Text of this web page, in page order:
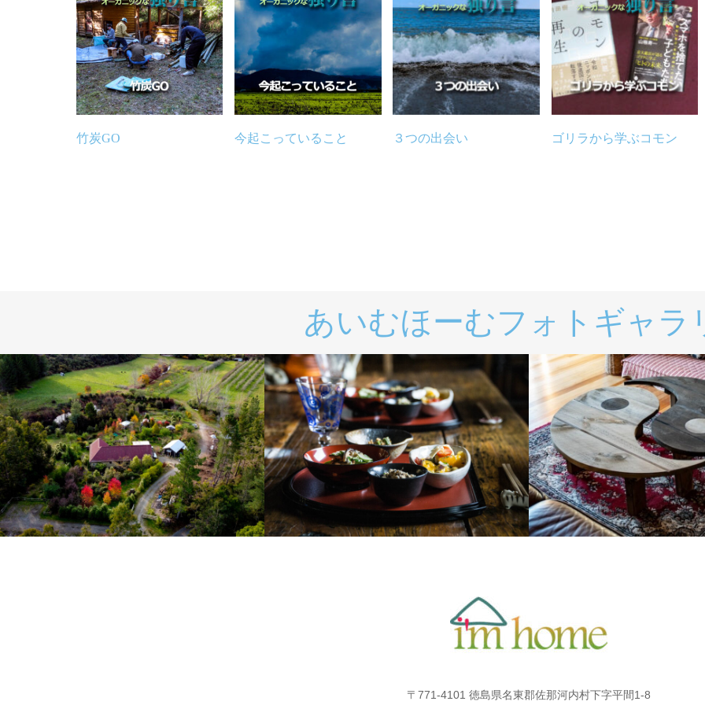
竹炭GO 今起こっていること ３つの出会い ゴリラから学ぶコモン
あいむほーむフォトギャラ
あいむほーむNZ あいむほーむの料理 なんでも作ってみよう
〒771-4101 徳島県名東郡佐那河内村下字平間1-8